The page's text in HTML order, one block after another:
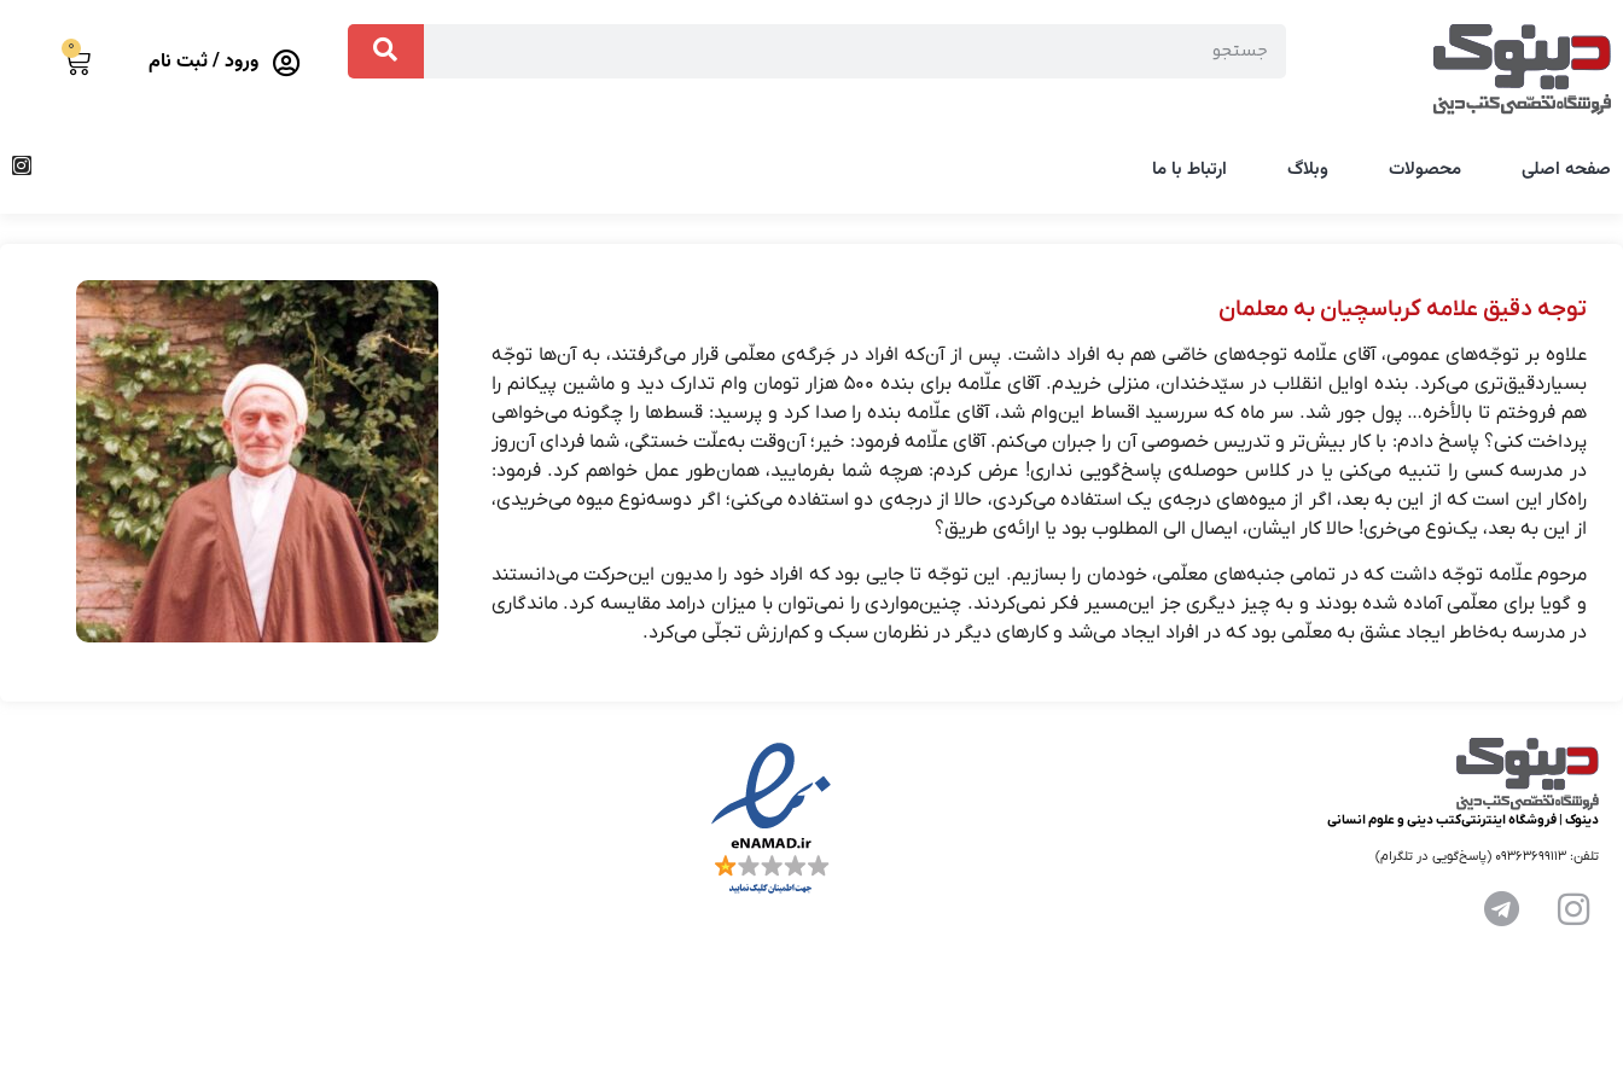
ورود / ثبت نام 0
صفحه اصلی محصولات وبلاگ ارتباط با ما
توجه دقیق علامه کرباسچیان به معلمان
علاوه بر توجّه‌های عمومی، آقای علّامه توجه‌های خاصّی هم به افراد داشت. پس از آن‌که افراد در جَرگه‌ی معلّمی قرار می‌گرفتند، به آن‌ها توجّه
بسیاردقیق‌تری می‌کرد. بنده اوایل انقلاب در سیّدخندان، منزلی خریدم. آقای علّامه برای بنده 500 هزار تومان وام تدارک دید و ماشین پیکانم را
هم فروختم تا بالأخره… پول جور شد. سر ماه که سررسید اقساط این‌وام شد، آقای علّامه بنده را صدا کرد و پرسید: قسط‌ها را چگونه می‌خواهی
پرداخت کنی؟ پاسخ دادم: با کار بیش‌تر و تدریس خصوصی آن را جبران می‌کنم. آقای علّامه فرمود: خیر؛ آن‌وقت به‌علّت خستگی، شما فردای آن‌روز
در مدرسه کسی را تنبیه می‌کنی یا در کلاس حوصله‌ی پاسخ‌گویی نداری! عرض کردم: هرچه شما بفرمایید، همان‌طور عمل خواهم کرد. فرمود:
راه‌کار این است که از این به بعد، اگر از میوه‌های درجه‌ی یک استفاده می‌کردی، حالا از درجه‌ی دو استفاده می‌کنی؛ اگر دوسه‌نوع میوه می‌خریدی،
از این به بعد، یک‌نوع می‌خری! حالا کار ایشان، ایصال الی المطلوب بود یا ارائه‌ی طریق؟
مرحوم علّامه توجّه داشت که در تمامی جنبه‌های معلّمی، خودمان را بسازیم. این توجّه تا جایی بود که افراد خود را مدیون این‌حرکت می‌دانستند
و گویا برای معلّمی آماده شده بودند و به چیز دیگری جز این‌مسیر فکر نمی‌کردند. چنین‌مواردی را نمی‌توان با میزان درامد مقایسه کرد. ماندگاری
در مدرسه به‌خاطر ایجاد عشق به معلّمی بود که در افراد ایجاد می‌شد و کارهای دیگر در نظرمان سبک و کم‌ارزش تجلّی می‌کرد.
دینوک | فروشگاه اینترنتی کتب دینی و علوم انسانی
تلفن: 09363699113 (پاسخ‌گویی در تلگرام)